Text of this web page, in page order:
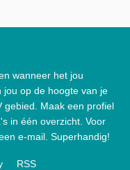
wanneer het jou
jou op de hoogte van je
gebied. Maak een profiel
in één overzicht. Voor
e-mail. Superhandig!
RSS